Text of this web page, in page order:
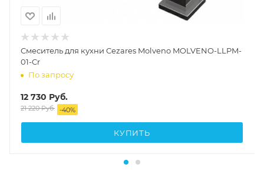
Смеситель для кухни Cezares Molveno MOLVENO-LLPM-
01-Cr
По запросу
12 730 Руб.
21 220Руб. -40%
КУПИТЬ